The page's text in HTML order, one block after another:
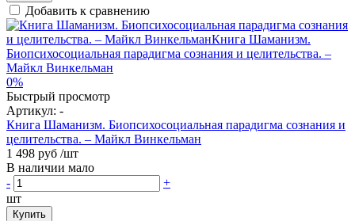
Добавить к сравнению
0%
Быстрый просмотр
Артикул: -
Книга Шаманизм. Биопсихосоциальная парадигма сознания и
целительства. – Майкл Винкельман
1 498 руб /шт
В наличии мало
-
+
шт
Купить